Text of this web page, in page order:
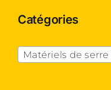
Catégories
Matériels de